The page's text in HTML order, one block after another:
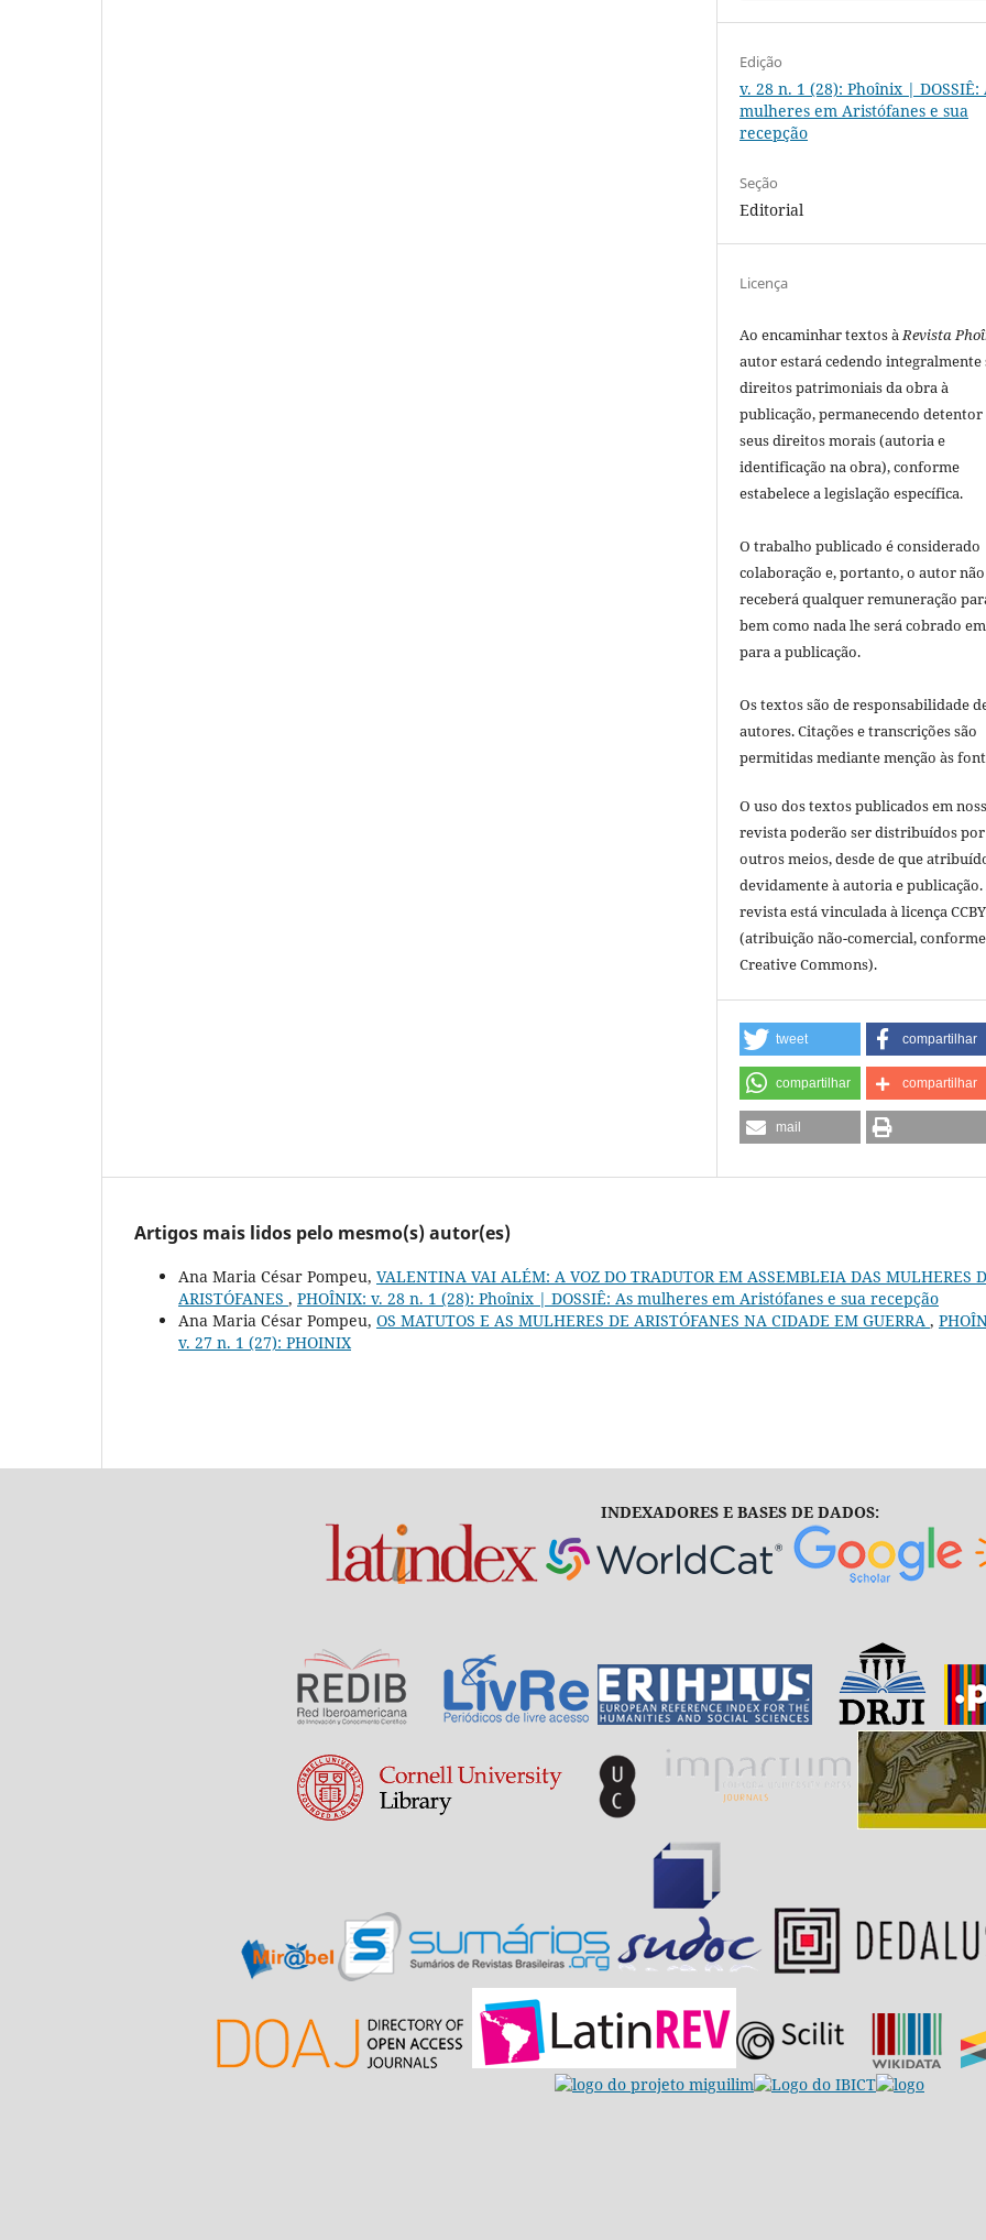
Edição
v. 28 n. 1 (28): Phoînix | DOSSIÊ:
mulheres em Aristófanes e sua
recepção
Seção
Editorial
Licença
Ao encaminhar textos àRevista
autor estará cedendo integralmente
direitos patrimoniais da obra à
publicação, permanecendo detentor
seus direitos morais (autoria e
identificação na obra), conforme
estabelece a legislação especí­fica.
O trabalho publicado é considerado
colaboração e, portanto, o autor não
receberá qualquer remuneração
bem como nada lhe será cobrado
para a publicação.
Os textos são de responsabilidade
autores. Citações e transcrições são
permitidas mediante menção às
O uso dos textos publicados em
revista poderão ser distribuídos por
outros meios, desde de que
devidamente à autoria e publicação.
revista está vinculada à licença
(atribuição não-comercial,
Creative Commons).
tweet compartilhar
compartilhar compartilhar
mail
Artigos mais lidos pelo mesmo(s) autor(es)
Ana Maria César Pompeu, VALENTINA VAI ALÉM: A VOZ DO TRADUTOR EM ASSEMBLEIA DAS MULHERES
ARISTÓFANES , PHOÎNIX: v. 28 n. 1 (28): Phoînix | DOSSIÊ: As mulheres em Aristófanes e sua recepção
Ana Maria César Pompeu, OS MATUTOS E AS MULHERES DE ARISTÓFANES NA CIDADE EM GUERRA ,
v. 27 n. 1 (27): PHOINIX
INDEXADORES E BASES DE DADOS: